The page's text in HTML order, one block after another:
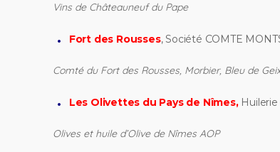
Vins de Châteauneuf du Pape
Fort des Rousses, Société COMTE
Comté du Fort des Rousses, Morbier, Bleu de
Les Olivettes du Pays de Nîmes,Huilerie
Olives et huile d’Olive de Nîmes AOP